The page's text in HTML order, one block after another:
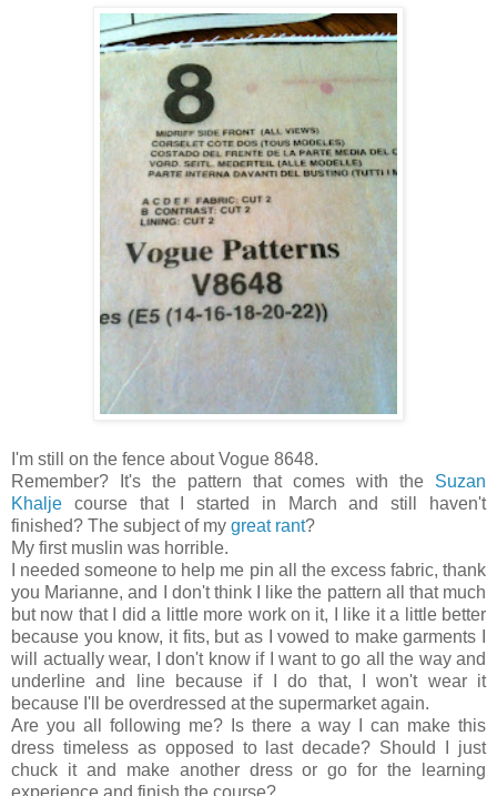
I'm still on the fence about Vogue 8648.
Remember? It's the pattern that comes with the Suzan
Khalje course that I started in March and still haven't
finished? The subject of my great rant?
My first muslin was horrible.
I needed someone to help me pin all the excess fabric, thank
you Marianne, and I don't think I like the pattern all that much
but now that I did a little more work on it, I like it a little better
because you know, it fits, but as I vowed to make garments I
will actually wear, I don't know if I want to go all the way and
underline and line because if I do that, I won't wear it
because I'll be overdressed at the supermarket again.
Are you all following me? Is there a way I can make this
dress timeless as opposed to last decade? Should I just
chuck it and make another dress or go for the learning
experience and finish the course?